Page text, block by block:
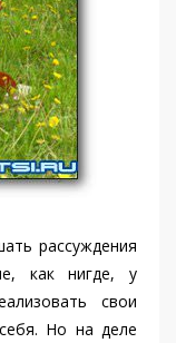
рассуждения
как нигде, у
свои
Но на деле